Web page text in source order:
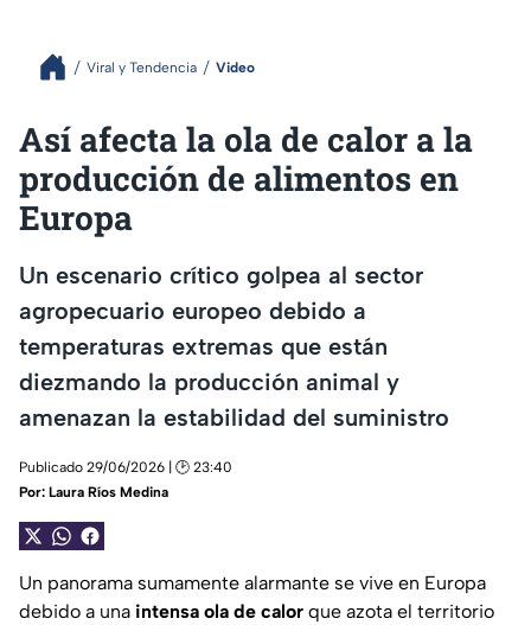
Viral y Tendencia Video
Así afecta la ola de calor a la
producción de alimentos en
Europa
Un escenario crítico golpea al sector
agropecuario europeo debido a
temperaturas extremas que están
diezmando la producción animal y
amenazan la estabilidad del suministro
Publicado 29/06/2026 | 🕑 23:40
Por: Laura Ríos Medina
Un panorama sumamente alarmante se vive en Europa
debido a una intensa ola de calor que azota el territorio